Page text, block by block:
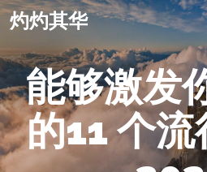
灼灼其华
能够激发
的11 个